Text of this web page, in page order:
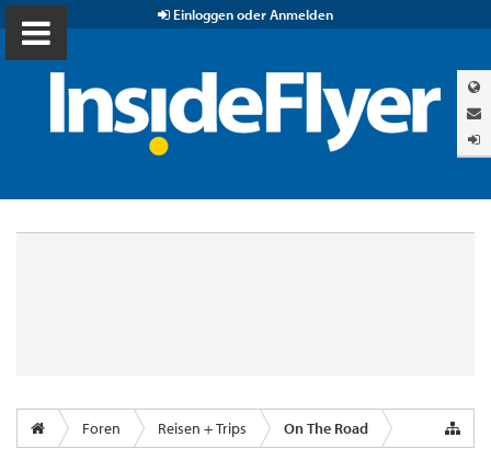
Einloggen oder Anmelden
Foren Reisen + Trips On The Road